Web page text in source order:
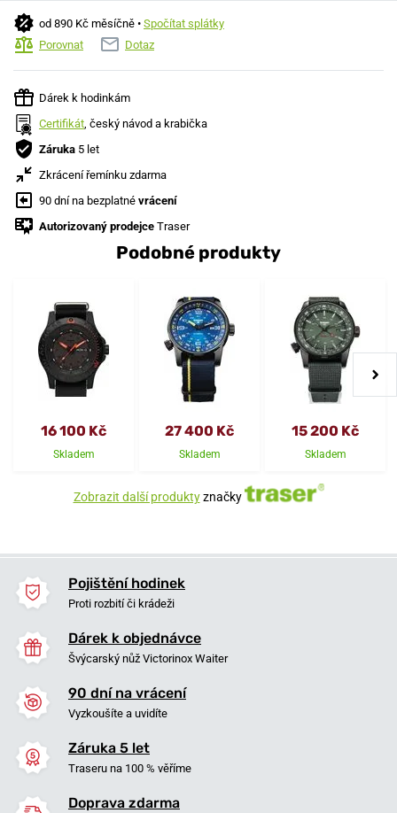
od 890 Kč měsíčně • Spočítat splátky
Porovnat
Dotaz
Dárek k hodinkám
Certifikát, český návod a krabička
Záruka 5 let
Zkrácení řemínku zdarma
90 dní na bezplatné vrácení
Autorizovaný prodejce Traser
Podobné produkty
16 100 Kč
Skladem
27 400 Kč
Skladem
15 200 Kč
Skladem
Zobrazit další produktyznačky
Pojištění hodinek
Proti rozbití či krádeži
Dárek k objednávce
Švýcarský nůž Victorinox Waiter
90 dní na vrácení
Vyzkoušíte a uvidíte
Záruka 5 let
Traseru na 100 % věříme
Doprava zdarma